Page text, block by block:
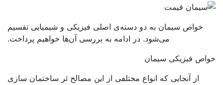
خواص سیمان به دو دسته‌ی اصلی فیزیکی و شیمیایی تقسیم
می‌شود. در ادامه به بررسی آن‌ها خواهیم پرداخت.
فیزیکی سیمان
از آنجایی که انواع مختلفی از این مصالح ئر ساختمان سازی